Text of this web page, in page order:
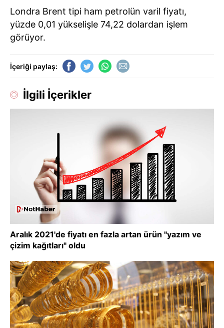
Londra Brent tipi ham petrolün varil fiyatı,
yüzde 0,01 yükselişle 74,22 dolardan işlem
görüyor.​​​​​​​
İçeriği paylaş:
İlgili İçerikler
Aralık 2021'de fiyatı en fazla artan ürün "yazım ve
çizim kağıtları" oldu